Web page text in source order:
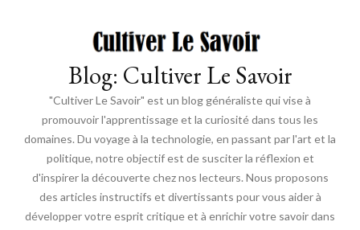
Blog: Cultiver Le Savoir
"Cultiver Le Savoir" est un blog généraliste qui vise à
promouvoir l'apprentissage et la curiosité dans tous les
domaines. Du voyage à la technologie, en passant par l'art et la
politique, notre objectif est de susciter la réflexion et
d'inspirer la découverte chez nos lecteurs. Nous proposons
des articles instructifs et divertissants pour vous aider à
développer votre esprit critique et à enrichir votre savoir dans